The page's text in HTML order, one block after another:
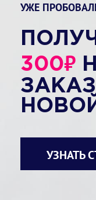
УЖЕ
300₽
ЗАКАЗ
УЗНАТЬ